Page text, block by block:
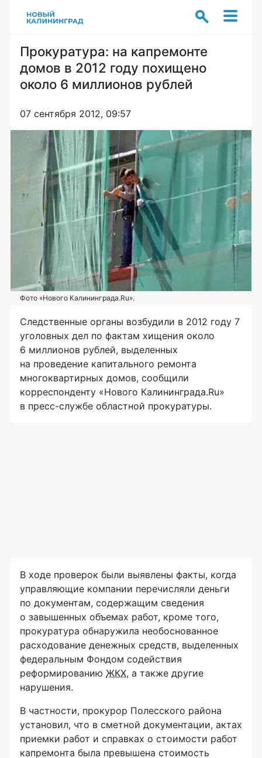
Прокуратура: на капремонте
домов в 2012 году похищено
около 6 миллионов рублей
07 сентября 2012, 09:57
Фото «Нового Калининграда.Ru».
Следственные органы возбудили в 2012 году 7
уголовных дел по фактам хищения около
6 миллионов рублей, выделенных
на проведение капитального ремонта
многоквартирных домов, сообщили
корреспонденту «Нового Калининграда.Ru»
в пресс-службе областной прокуратуры.
В ходе проверок были выявлены факты, когда
управляющие компании перечисляли деньги
по документам, содержащим сведения
о завышенных объемах работ, кроме того,
прокуратура обнаружила необоснованное
расходование денежных средств, выделенных
федеральным Фондом содействия
реформированию ЖКХ, а также другие
нарушения.
В частности, прокурор Полесского района
установил, что в сметной документации, актах
приемки работ и справках о стоимости работ
капремонта была превышена стоимость